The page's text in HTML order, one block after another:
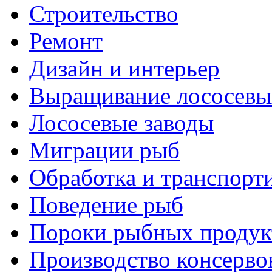
Строительство
Ремонт
Дизайн и интерьер
Выращивание
Лососевые заводы
Миграции рыб
Обработка и
Поведение рыб
Пороки рыбных
Производство